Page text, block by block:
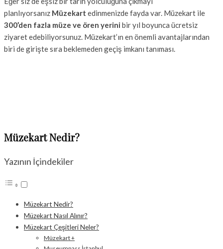
planlıyorsanız Müzekart edinmenizde fayda var. Müzekart ile
300’den fazla müze ve ören yerini bir yıl boyunca ücretsiz
ziyaret edebiliyorsunuz. Müzekart’ın en önemli avantajlarından
biri de girişte sıra beklemeden geçiş imkanı tanıması.
Müzekart Nedir?
Yazının İçindekiler
Müzekart Nedir?
Müzekart Nasıl Alınır?
Müzekart Çeşitleri Neler?
Müzekart +